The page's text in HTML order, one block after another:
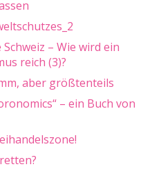
– Wie wird ein
reich (3)?
aber größtenteils
– ein Buch von